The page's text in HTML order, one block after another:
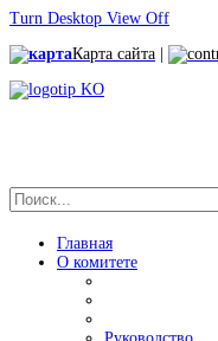
Turn Desktop View Off
Карта сайта
Главная
О комитете